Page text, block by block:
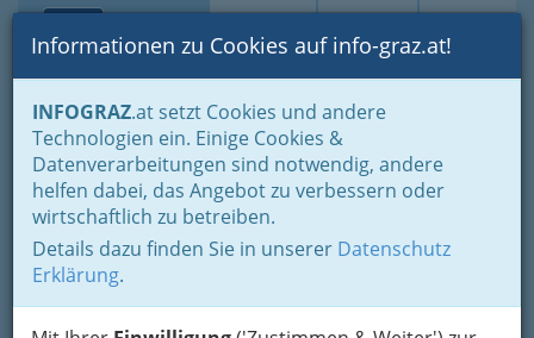
Suche Login Toggle
Informationen zu Cookies auf info-graz.at!
INFOGRAZ.at setzt Cookies und andere
Technologien ein. Einige Cookies &
Datenverarbeitungen sind notwendig, andere
helfen dabei, das Angebot zu verbessern oder
wirtschaftlich zu betreiben.
Details dazu finden Sie in unserer Datenschutz
Erklärung.
Home Branchen
Gewerbe, Handwerk, Banken
Gewerbe & Handwerk, Gliederung der WKO
Bauhilfsgewerbe
Baugerüste- & Baugeräteverleiher
Baugerüste- &
Baugeräteverleiher
Sie brauchen ein Baugerüst oder ein Baugerät, wollen sich aber